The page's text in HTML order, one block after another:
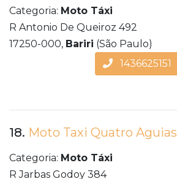
Categoria: Moto Táxi
R Antonio De Queiroz 492
17250-000, Bariri (São Paulo)
1436625151
18. Moto Taxi Quatro Aguias
Categoria: Moto Táxi
R Jarbas Godoy 384